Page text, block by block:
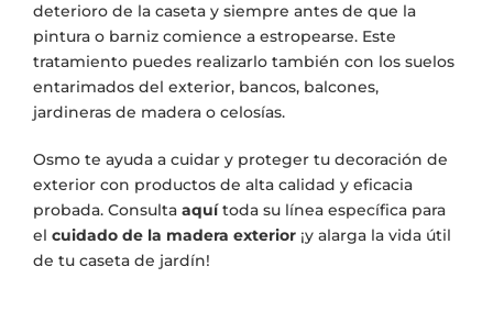
deterioro de la caseta y siempre antes de que la
pintura o barniz comience a estropearse. Este
tratamiento puedes realizarlo también con los suelos
entarimados del exterior, bancos, balcones,
jardineras de madera o celosías.
Osmo te ayuda a cuidar y proteger tu decoración de
exterior con productos de alta calidad y eficacia
probada. Consulta aquí toda su línea específica para
el cuidado de la madera exterior ¡y alarga la vida útil
de tu caseta de jardín!